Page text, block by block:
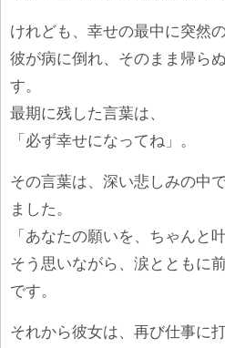
けれども、幸せの最中に突然
彼が病に倒れ、そのまま帰ら
す。
最期に残した言葉は、
「必ず幸せになってね」。
その言葉は、深い悲しみの中
ました。
「あなたの願いを、ちゃんと
そう思いながら、涙とともに
です。
それから彼女は、再び仕事に